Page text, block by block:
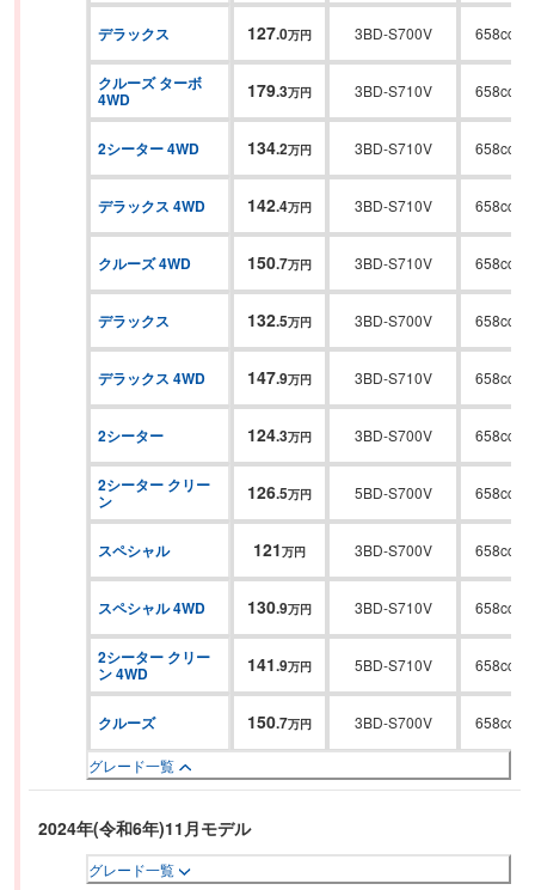
デラックス 127.0万円 3BD-S700V 658cc
クルーズ ターボ
4WD 179.3万円 3BD-S710V 658cc
2シーター 4WD 134.2万円 3BD-S710V 658cc
デラックス 4WD 142.4万円 3BD-S710V 658cc
クルーズ 4WD 150.7万円 3BD-S710V 658cc
デラックス 132.5万円 3BD-S700V 658cc
デラックス 4WD 147.9万円 3BD-S710V 658cc
2シーター 124.3万円 3BD-S700V 658cc
2シーター クリー
ン 126.5万円 5BD-S700V 658cc
スペシャル 121万円 3BD-S700V 658cc
スペシャル 4WD 130.9万円 3BD-S710V 658cc
2シーター クリー
ン 4WD 141.9万円 5BD-S710V 658cc
クルーズ 150.7万円 3BD-S700V 658cc
グレード一覧
2024年(令和6年)11月モデル
グレード一覧